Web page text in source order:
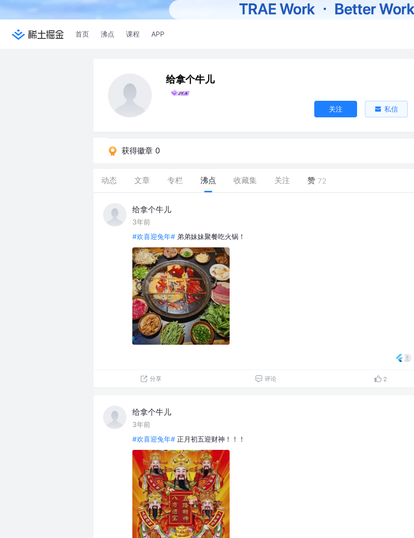
首页 沸点 课程 APP
给拿个牛儿
关注 私信
获得徽章 0
动态 文章 专栏 沸点 收藏集 关注 赞 72
给拿个牛儿
3年前
#欢喜迎兔年# 弟弟妹妹聚餐吃火锅！
分享 评论 2
给拿个牛儿
3年前
#欢喜迎兔年# 正月初五迎财神！！！